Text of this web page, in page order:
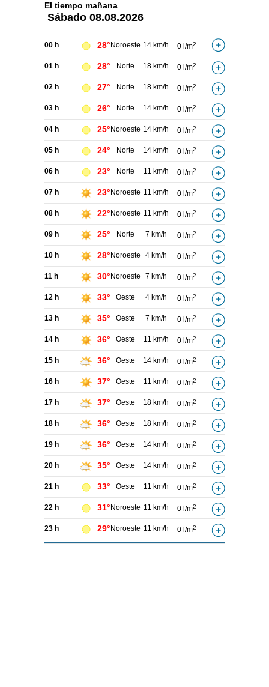
El tiempo mañana
Sábado 08.08.2026
00 h 28° Noroeste 14 km/h 0 l/m2
01 h 28° Norte 18 km/h 0 l/m2
02 h 27° Norte 18 km/h 0 l/m2
03 h 26° Norte 14 km/h 0 l/m2
04 h 25° Noroeste 14 km/h 0 l/m2
05 h 24° Norte 14 km/h 0 l/m2
06 h 23° Norte 11 km/h 0 l/m2
07 h 23° Noroeste 11 km/h 0 l/m2
08 h 22° Noroeste 11 km/h 0 l/m2
09 h 25° Norte 7 km/h 0 l/m2
10 h 28° Noroeste 4 km/h 0 l/m2
11 h 30° Noroeste 7 km/h 0 l/m2
12 h 33° Oeste 4 km/h 0 l/m2
13 h 35° Oeste 7 km/h 0 l/m2
14 h 36° Oeste 11 km/h 0 l/m2
15 h 36° Oeste 14 km/h 0 l/m2
16 h 37° Oeste 11 km/h 0 l/m2
17 h 37° Oeste 18 km/h 0 l/m2
18 h 36° Oeste 18 km/h 0 l/m2
19 h 36° Oeste 14 km/h 0 l/m2
20 h 35° Oeste 14 km/h 0 l/m2
21 h 33° Oeste 11 km/h 0 l/m2
22 h 31° Noroeste 11 km/h 0 l/m2
23 h 29° Noroeste 11 km/h 0 l/m2